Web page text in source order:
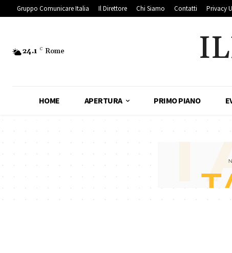
Gruppo Comunicare Italia Il Direttore Chi Siamo Contatti Privacy
24.1 C Rome
HOME APERTURA PRIMO PIANO